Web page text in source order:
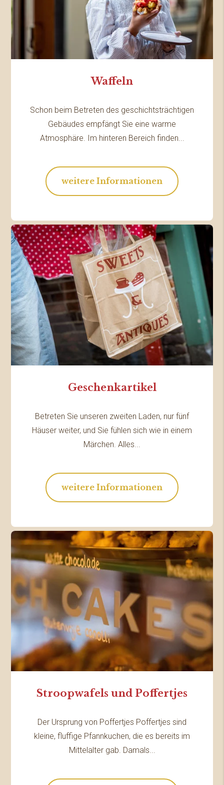
Waffeln
Schon beim Betreten des geschichtsträchtigen
Gebäudes empfängt Sie eine warme
Atmosphäre. Im hinteren Bereich finden...
weitere Informationen
Geschenkartikel
Betreten Sie unseren zweiten Laden, nur fünf
Häuser weiter, und Sie fühlen sich wie in einem
Märchen. Alles...
weitere Informationen
Stroopwafels und Poffertjes
Der Ursprung von Poffertjes Poffertjes sind
kleine, fluffige Pfannkuchen, die es bereits im
Mittelalter gab. Damals...